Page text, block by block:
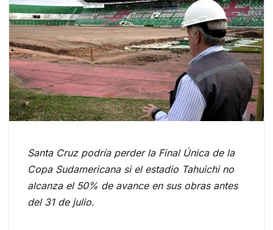
Santa Cruz podría perder la Final Única de la
Copa Sudamericana si el estadio Tahuichi no
alcanza el 50% de avance en sus obras antes
del 31 de julio.